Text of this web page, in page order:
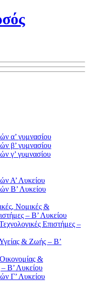
α’ γυμνασίου
β’ γυμνασίου
γ’ γυμνασίου
Α’ Λυκείου
Β’ Λυκείου
Νομικές &
– Β’ Λυκείου
Επιστήμες –
& Ζωής – Β’
&
Β’ Λυκείου
Γ’ Λυκείου